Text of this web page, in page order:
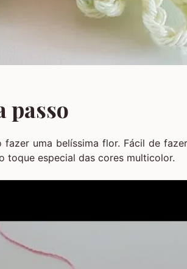
passo
uma belíssima flor. Fácil de
toque especial das cores multicolor.